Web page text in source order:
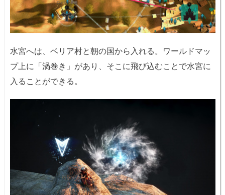
水宮へは、ベリア村と朝の国から入れる。ワールドマッ
プ上に「渦巻き」があり、そこに飛び込むことで水宮に
入ることができる。